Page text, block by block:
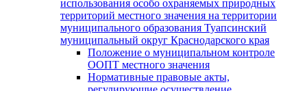
использования особо охраняемых природных
территорий местного значения на территории
муниципального образования Туапсинский
муниципальный округ Краснодарского края
Положение о муниципальном контроле
ООПТ местного значения
Нормативные правовые акты,